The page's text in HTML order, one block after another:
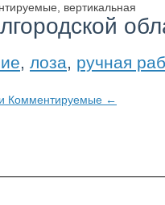
вертикальная
, лоза, ручная
Комментируемые ←